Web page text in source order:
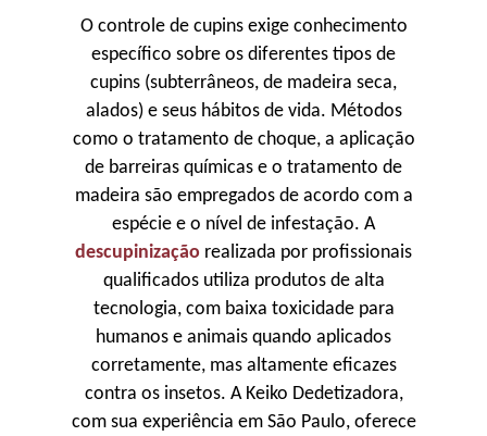
O controle de cupins exige conhecimento
específico sobre os diferentes tipos de
cupins (subterrâneos, de madeira seca,
alados) e seus hábitos de vida. Métodos
como o tratamento de choque, a aplicação
de barreiras químicas e o tratamento de
madeira são empregados de acordo com a
espécie e o nível de infestação. A
descupinização realizada por profissionais
qualificados utiliza produtos de alta
tecnologia, com baixa toxicidade para
humanos e animais quando aplicados
corretamente, mas altamente eficazes
contra os insetos. A Keiko Dedetizadora,
com sua experiência em São Paulo, oferece